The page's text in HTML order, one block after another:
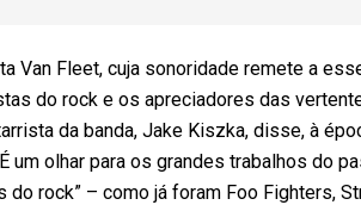
Van Fleet, cuja sonoridade remete a
do rock e os apreciadores das
da banda, Jake Kiszka, disse, à
olhar para os grandes trabalhos do
do rock” – como já foram Foo Fighters,